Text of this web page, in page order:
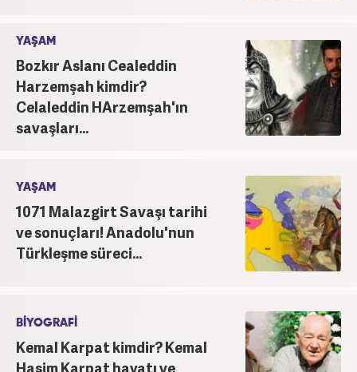
YAŞAM
Bozkır Aslanı Cealeddin
Harzemşah kimdir?
Celaleddin HArzemşah'ın
savaşları...
YAŞAM
1071 Malazgirt Savaşı tarihi
ve sonuçları! Anadolu'nun
Türkleşme süreci...
BİYOGRAFİ
Kemal Karpat kimdir? Kemal
Haşim Karpat hayatı ve